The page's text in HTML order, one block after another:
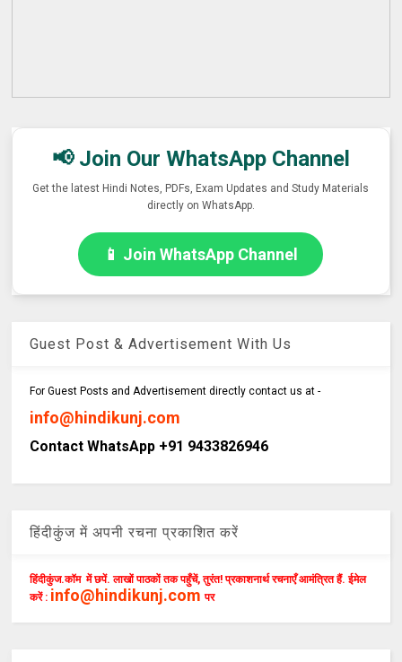
📢 Join Our WhatsApp Channel
Get the latest Hindi Notes, PDFs, Exam Updates and Study Materials
directly on WhatsApp.
📱 Join WhatsApp Channel
Guest Post & Advertisement With Us
For Guest Posts and Advertisement directly contact us at -
info@hindikunj.com
Contact WhatsApp +91 9433826946
हिंदीकुंज में अपनी रचना प्रकाशित करें
हिंदीकुंज.कॉम में छपें. लाखों पाठकों तक पहुँचें, तुरंत! प्रकाशनार्थ रचनाएँ आमंत्रित हैं. ईमेल
करें : info@hindikunj.com पर